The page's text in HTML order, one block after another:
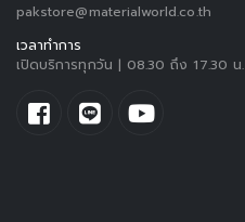
pakstore@materialworld.co.th
เวลาทำการ
เปิดบริการทุกวัน | 08.30 ถึง 17.30 น.